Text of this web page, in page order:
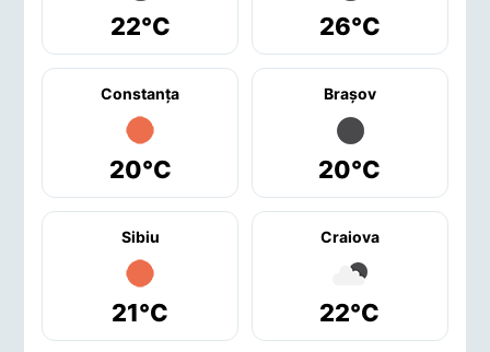
22°C 26°C
Constanţa
20°C
Braşov
20°C
Sibiu
21°C
Craiova
22°C